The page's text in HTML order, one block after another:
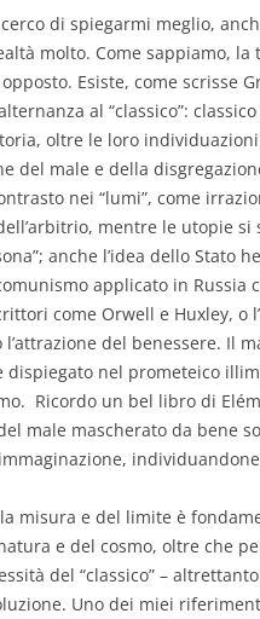
di spiegarmi meglio,
molto. Come sappiamo, la
Esiste, come scrisse
al “classico”:
oltre le loro
del male e della
nei “lumi”, come
mentre le utopie
anche l’idea dello Stato
applicato in
come Orwell e Huxley, o
del benessere. Il
dispiegato nel prometeico
Ricordo un bel libro di
male mascherato da bene
misura e del limite è
e del cosmo, oltre che
del “classico” –
Uno dei miei